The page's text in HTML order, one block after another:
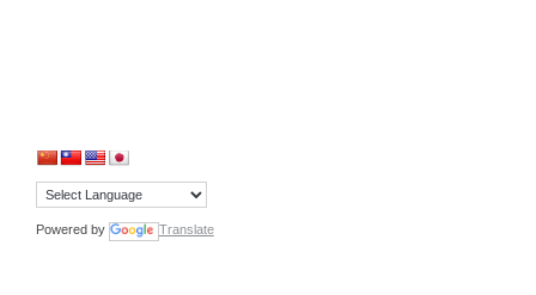
Powered by Translate